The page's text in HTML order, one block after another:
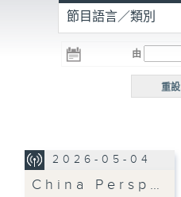
R3
電台 電台
R5
節目語言／類別
由
重設
2026-05-04
China Persp…